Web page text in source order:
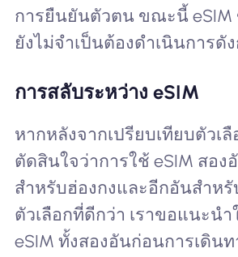
การยืนยันตัวตน ขณะนี้ eSIM
ยังไม่จำเป็นต้องดำเนินการดั
การสลับระหว่าง eSIM
หากหลังจากเปรียบเทียบตัวเ
ตัดสินใจว่าการใช้ eSIM สอง
สำหรับฮ่องกงและอีกอันสำหรั
ตัวเลือกที่ดีกว่า เราขอแนะน
eSIM ทั้งสองอันก่อนการเดินท